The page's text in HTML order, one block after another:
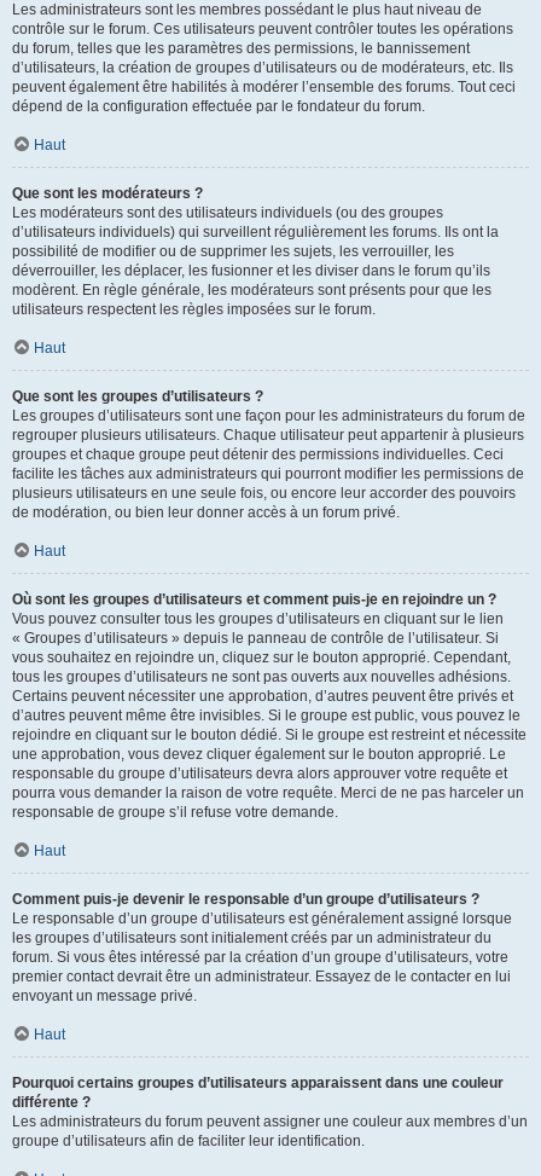
Les administrateurs sont les membres possédant le plus haut niveau de
contrôle sur le forum. Ces utilisateurs peuvent contrôler toutes les opérations
du forum, telles que les paramètres des permissions, le bannissement
d’utilisateurs, la création de groupes d’utilisateurs ou de modérateurs, etc. Ils
peuvent également être habilités à modérer l’ensemble des forums. Tout ceci
dépend de la configuration effectuée par le fondateur du forum.
Haut
Que sont les modérateurs ?
Les modérateurs sont des utilisateurs individuels (ou des groupes
d’utilisateurs individuels) qui surveillent régulièrement les forums. Ils ont la
possibilité de modifier ou de supprimer les sujets, les verrouiller, les
déverrouiller, les déplacer, les fusionner et les diviser dans le forum qu’ils
modèrent. En règle générale, les modérateurs sont présents pour que les
utilisateurs respectent les règles imposées sur le forum.
Haut
Que sont les groupes d’utilisateurs ?
Les groupes d’utilisateurs sont une façon pour les administrateurs du forum de
regrouper plusieurs utilisateurs. Chaque utilisateur peut appartenir à plusieurs
groupes et chaque groupe peut détenir des permissions individuelles. Ceci
facilite les tâches aux administrateurs qui pourront modifier les permissions de
plusieurs utilisateurs en une seule fois, ou encore leur accorder des pouvoirs
de modération, ou bien leur donner accès à un forum privé.
Haut
Où sont les groupes d’utilisateurs et comment puis-je en rejoindre un ?
Vous pouvez consulter tous les groupes d’utilisateurs en cliquant sur le lien
« Groupes d’utilisateurs » depuis le panneau de contrôle de l’utilisateur. Si
vous souhaitez en rejoindre un, cliquez sur le bouton approprié. Cependant,
tous les groupes d’utilisateurs ne sont pas ouverts aux nouvelles adhésions.
Certains peuvent nécessiter une approbation, d’autres peuvent être privés et
d’autres peuvent même être invisibles. Si le groupe est public, vous pouvez le
rejoindre en cliquant sur le bouton dédié. Si le groupe est restreint et nécessite
une approbation, vous devez cliquer également sur le bouton approprié. Le
responsable du groupe d’utilisateurs devra alors approuver votre requête et
pourra vous demander la raison de votre requête. Merci de ne pas harceler un
responsable de groupe s’il refuse votre demande.
Haut
Comment puis-je devenir le responsable d’un groupe d’utilisateurs ?
Le responsable d’un groupe d’utilisateurs est généralement assigné lorsque
les groupes d’utilisateurs sont initialement créés par un administrateur du
forum. Si vous êtes intéressé par la création d’un groupe d’utilisateurs, votre
premier contact devrait être un administrateur. Essayez de le contacter en lui
envoyant un message privé.
Haut
Pourquoi certains groupes d’utilisateurs apparaissent dans une couleur
différente ?
Les administrateurs du forum peuvent assigner une couleur aux membres d’un
groupe d’utilisateurs afin de faciliter leur identification.